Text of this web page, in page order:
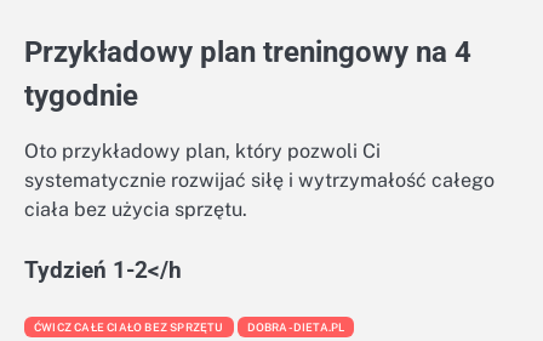
Przykładowy plan treningowy na 4
tygodnie
Oto przykładowy plan, który pozwoli Ci
systematycznie rozwijać siłę i wytrzymałość całego
ciała bez użycia sprzętu.
Tydzień 1-2</h
ĆWICZ CAŁE CIAŁO BEZ SPRZĘTU DOBRA-DIETA.PL